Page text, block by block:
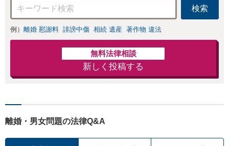
きる解決を目指し
ます。
検索
例） 離婚 慰謝料 誹謗中傷 相続 遺産 著作物 違法
無料法律相談
新しく投稿する
離婚・男女問題の法律Q&A